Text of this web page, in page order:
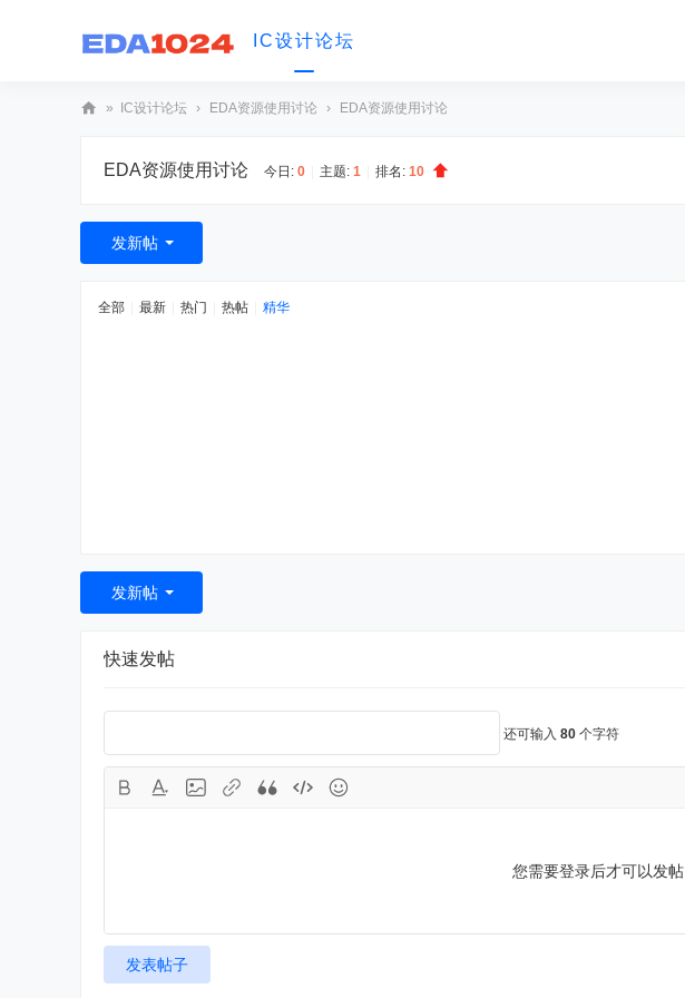
IC设计论坛
流
» IC设计论坛 › EDA资源使用讨论 › EDA资源使用讨论
EDA资源使用讨论 今日: 0 主题: 1 排名: 10
发新帖
全部 最新 热门 热帖 精华
发新帖
快速发帖
还可输入 80 个字符
您需要登录后才可以发帖
发表帖子